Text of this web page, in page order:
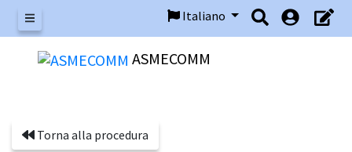
Menu
Italiano
ASMECOMM
Torna alla procedura